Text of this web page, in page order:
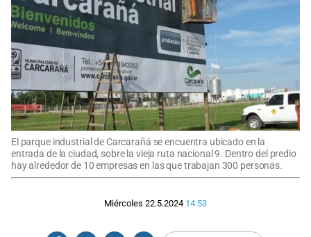
El parque industrial de Carcarañá se encuentra ubicado en la
entrada de la ciudad, sobre la vieja ruta nacional 9. Dentro del predio
hay alrededor de 10 empresas en las que trabajan 300 personas.
Miércoles 22.5.2024 14:53